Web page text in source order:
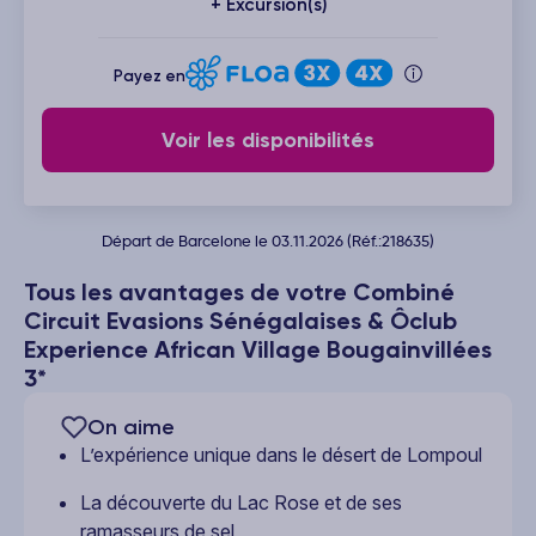
Tous les avantages de votre Combiné
Circuit Evasions Sénégalaises & Ôclub
Experience African Village Bougainvillées
3*
On aime
L’expérience unique dans le désert de Lompoul
La découverte du Lac Rose et de ses
+ Excursion(s)
Payez en
Voir les disponibilités
Départ de Barcelone le 03.11.2026 (Réf.:218635)